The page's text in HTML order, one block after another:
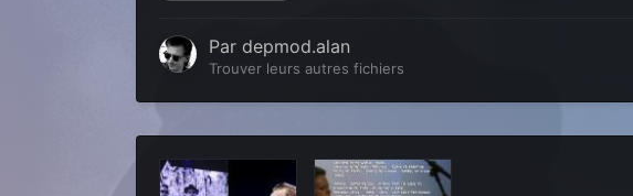
Par depmod.alan
Trouver leurs autres fichiers